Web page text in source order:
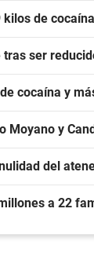
de
ser
cocaína y
Moyano y
del
a 22